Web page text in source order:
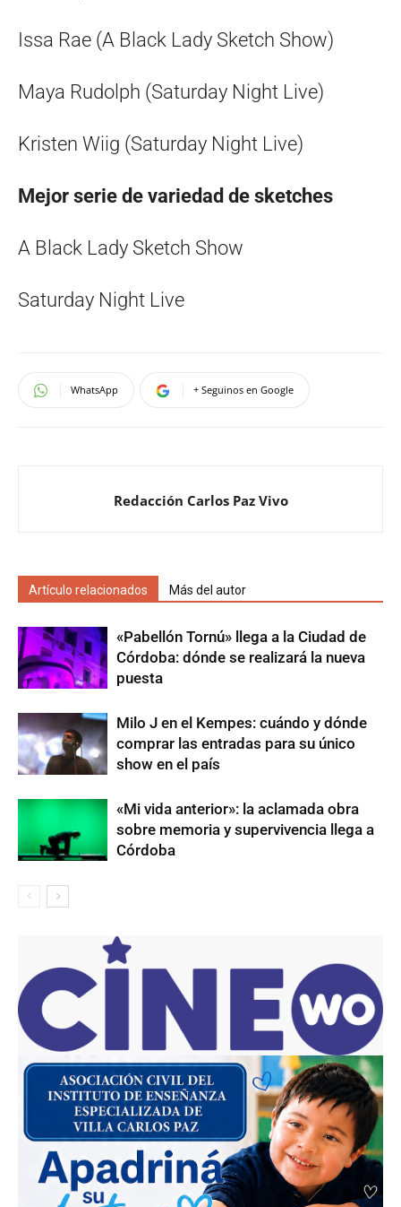
Issa Rae (A Black Lady Sketch Show)
Maya Rudolph (Saturday Night Live)
Kristen Wiig (Saturday Night Live)
Mejor serie de variedad de sketches
A Black Lady Sketch Show
Saturday Night Live
WhatsApp + Seguinos en Google
Redacción Carlos Paz Vivo
Artículo relacionados Más del autor
«Pabellón Tornú» llega a la Ciudad de
Córdoba: dónde se realizará la nueva
puesta
Milo J en el Kempes: cuándo y dónde
comprar las entradas para su único
show en el país
«Mi vida anterior»: la aclamada obra
sobre memoria y supervivencia llega a
Córdoba